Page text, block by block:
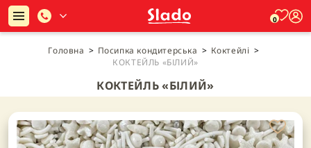
0
Головна > Посипка кондитерська > Коктейлі >
КОКТЕЙЛЬ «БІЛИЙ»
КОКТЕЙЛЬ «БІЛИЙ»